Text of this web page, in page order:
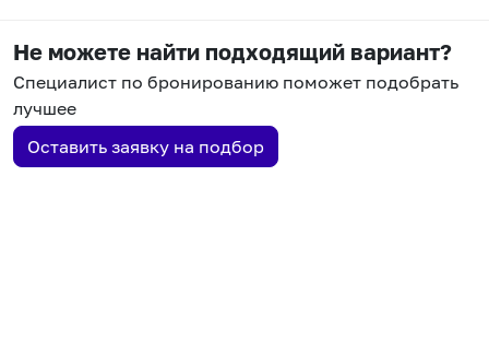
Не можете найти подходящий вариант?
Специалист по бронированию поможет подобрать
лучшее
Оставить заявку на подбор